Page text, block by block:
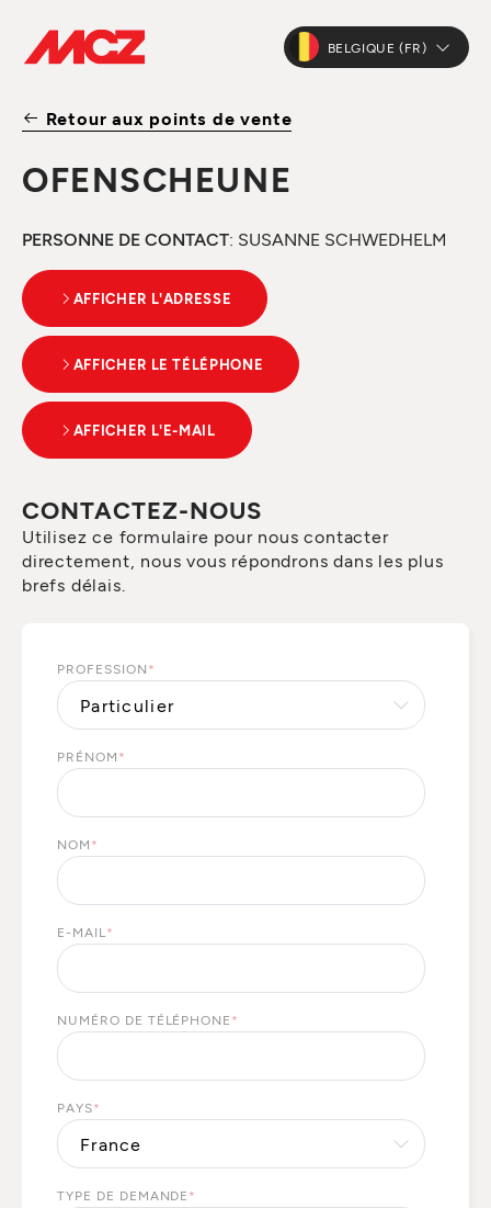
BELGIQUE (FR)
Retour aux points de vente
OFENSCHEUNE
PERSONNE DE CONTACT: SUSANNE SCHWEDHELM
AFFICHER L'ADRESSE
AFFICHER LE TÉLÉPHONE
AFFICHER L'E-MAIL
CONTACTEZ-NOUS
Utilisez ce formulaire pour nous contacter
directement, nous vous répondrons dans les plus
brefs délais.
PROFESSION *
PRÉNOM *
NOM *
E-MAIL *
NUMÉRO DE TÉLÉPHONE *
PAYS*
TYPE DE DEMANDE *